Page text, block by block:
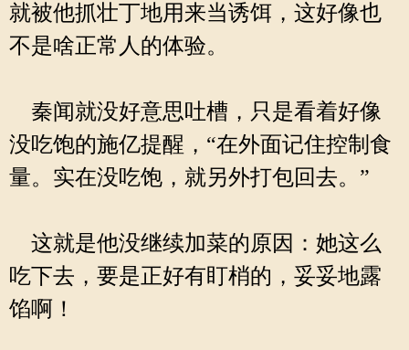
就被他抓壮丁地用来当诱饵，这好像也
不是啥正常人的体验。
秦闻就没好意思吐槽，只是看着好像
没吃饱的施亿提醒，“在外面记住控制食
量。实在没吃饱，就另外打包回去。”
这就是他没继续加菜的原因：她这么
吃下去，要是正好有盯梢的，妥妥地露
馅啊！